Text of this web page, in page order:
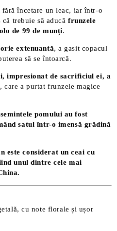
fără încetare un leac, iar într-o
trebuie să aducăfrunzele
de 99 de munți.
extenuantă, a gasit copacul
să se întoarcă.
impresionat de sacrificiul ei, a
, care a purtat frunzele magice
pomului au fost
satul într-o imensă grădină
este considerat un ceai cu
unul dintre cele mai
cu note florale și ușor